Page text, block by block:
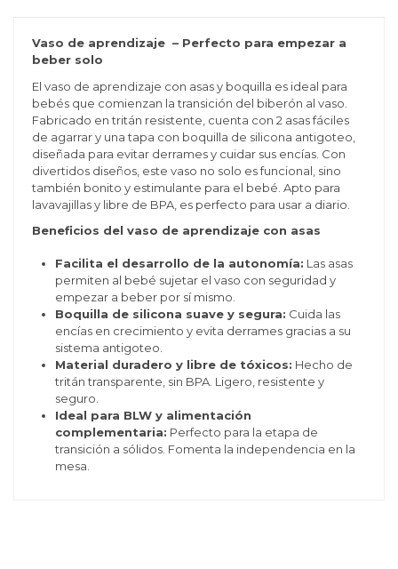
Vaso de aprendizaje – Perfecto para empezar a
beber solo
El vaso de aprendizaje con asas y boquilla es ideal para
bebés que comienzan la transición del biberón al vaso.
Fabricado en tritán resistente, cuenta con 2 asas fáciles
de agarrar y una tapa con boquilla de silicona antigoteo,
diseñada para evitar derrames y cuidar sus encías. Con
divertidos diseños, este vaso no solo es funcional, sino
también bonito y estimulante para el bebé. Apto para
lavavajillas y libre de BPA, es perfecto para usar a diario.
Beneficios del vaso de aprendizaje con asas
Facilita el desarrollo de la autonomía: Las asas
permiten al bebé sujetar el vaso con seguridad y
empezar a beber por sí mismo.
Boquilla de silicona suave y segura: Cuida las
encías en crecimiento y evita derrames gracias a su
sistema antigoteo.
Material duradero y libre de tóxicos: Hecho de
tritán transparente, sin BPA. Ligero, resistente y
seguro.
Ideal para BLW y alimentación
complementaria: Perfecto para la etapa de
transición a sólidos. Fomenta la independencia en la
mesa.